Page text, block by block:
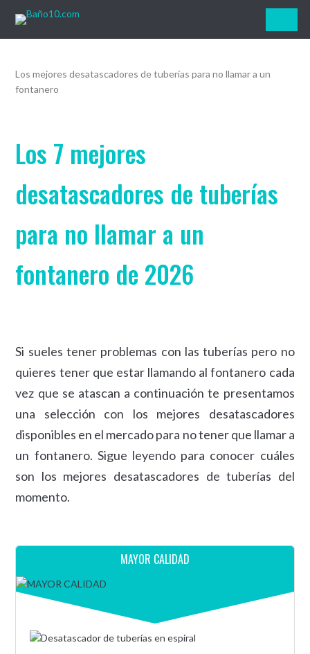
Los mejores desatascadores de tuberías para no llamar a un
fontanero
Los 7 mejores
desatascadores de tuberías
para no llamar a un
fontanero de 2026
Si sueles tener problemas con las tuberías pero no
quieres tener que estar llamando al fontanero cada
vez que se atascan a continuación te presentamos
una selección con los mejores desatascadores
disponibles en el mercado para no tener que llamar a
un fontanero. Sigue leyendo para conocer cuáles
son los mejores desatascadores de tuberías del
momento.
MAYOR CALIDAD